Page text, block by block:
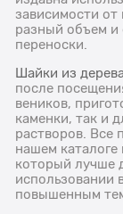
зависимости
разный объем и
переноски.
Шайки из
после
веников,
каменки, так и
растворов. Все
нашем
который лучше
использовании
повышенным